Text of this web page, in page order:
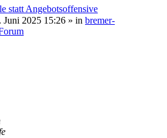
statt Angebotsoffensive
Juni 2025 15:26 » in bremer-